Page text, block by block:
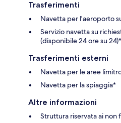
Trasferimenti
Navetta per l'aeroporto
Servizio navetta su
(disponibile 24 ore su 24)*
Trasferimenti esterni
Navetta per le aree
Navetta per la spiaggia*
Altre informazioni
Struttura riservata ai non